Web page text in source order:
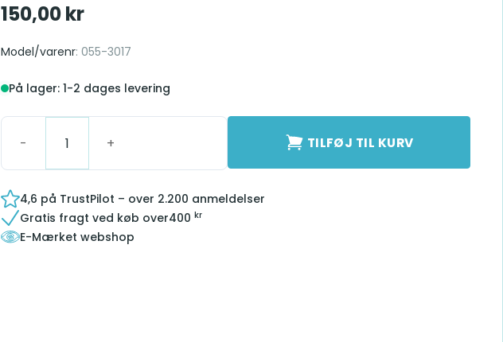
150,00kr
Model/varenr: 055-3017
På lager: 1-2 dages levering
TILFØJ TIL KURV
4,6 på TrustPilot – over 2.200 anmeldelser
Gratis fragt ved køb over400 kr
E-Mærket webshop